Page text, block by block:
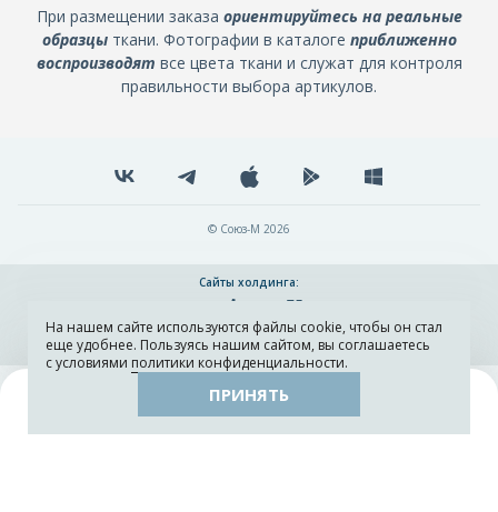
Каталог Остатки тканей
При размещении заказа ориентируйтесь на реальные
образцыткани. Фотографии в каталоге приближенно
воспроизводят все цвета ткани и служат для контроля
правильности выбора артикулов.
© Союз-М 2026
Сайты холдинга:
Разработка и поддержка сайта ADN
На нашем сайте используются файлы cookie, чтобы он стал
еще удобнее. Пользуясь нашим сайтом, вы соглашаетесь
с условиями политики конфиденциальности.
ПРИНЯТЬ